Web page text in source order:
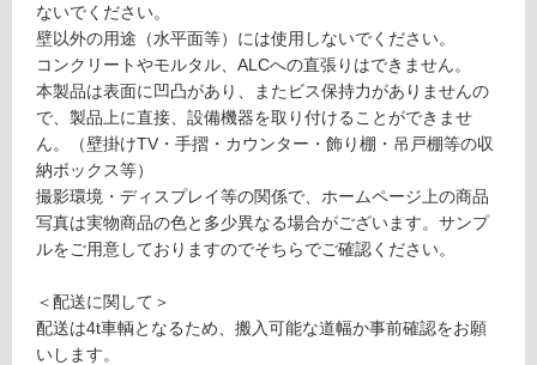
対
応
し
て
い
る
が
制
限
あ
の
為
ないでください。
壁以外の用途（水平面等）には使用しないでください。
コンクリートやモルタル、ALCへの直張りはできません。
本製品は表面に凹凸があり、またビス保持力がありませんの
で、製品上に直接、設備機器を取り付けることができませ
ん。（壁掛けTV・手摺・カウンター・飾り棚・吊戸棚等の収
納ボックス等）
撮影環境・ディスプレイ等の関係で、ホームページ上の商品
写真は実物商品の色と多少異なる場合がございます。サンプ
ルをご用意しておりますのでそちらでご確認ください。
＜配送に関して＞
配送は4t車輌となるため、搬入可能な道幅か事前確認をお願
いします。